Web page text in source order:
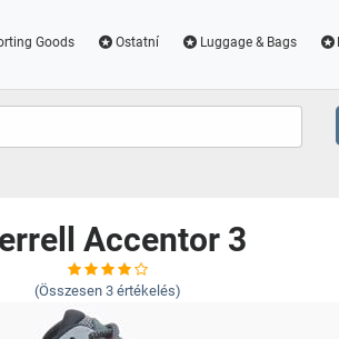
Goods Ostatní Luggage & Bags
Accentor 3
(Összesen 3 értékelés)